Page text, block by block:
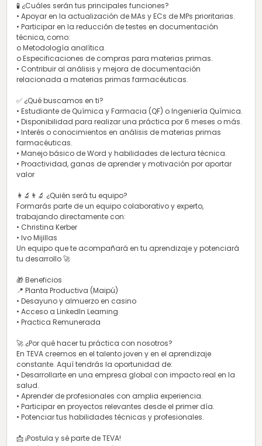
🧪 ¿Cuáles serán tus principales funciones?
• Apoyar en la actualización de MAs y ECs de MPs prioritarias.
• Participar en la reducción de testes en documentación
técnica, como:
o Metodología analítica.
o Especificaciones de compras para materias primas.
• Contribuir al análisis y mejora de documentación
relacionada a materias primas farmacéuticas.
✅ ¿Qué buscamos en ti?
• Estudiante de Química y Farmacia (QF) o Ingeniería Química.
• Disponibilidad para realizar una práctica por 6 meses o más.
• Interés o conocimientos en análisis de materias primas
farmacéuticas.
• Manejo básico de Word y habilidades de lectura técnica.
• Proactividad, ganas de aprender y motivación por aportar
valor
👩‍🔬👨‍🔬 ¿Quién será tu equipo?
Formarás parte de un equipo colaborativo y experto,
trabajando directamente con:
• Christina Kerber
• Ivo Mijillas
Un equipo que te acompañará en tu aprendizaje y potenciará
tu desarrollo 🚀
🎁 Beneficios
📍 Planta Productiva (Maipú)
• Desayuno y almuerzo en casino
• Acceso a LinkedIn Learning
• Practica Remunerada
🚀 ¿Por qué hacer tu práctica con nosotros?
En TEVA creemos en el talento joven y en el aprendizaje
constante. Aquí tendrás la oportunidad de:
• Desarrollarte en una empresa global con impacto real en la
salud.
• Aprender de profesionales con amplia experiencia.
• Participar en proyectos relevantes desde el primer día.
• Potenciar tus habilidades técnicas y profesionales.
📩 ¡Postula y sé parte de TEVA!